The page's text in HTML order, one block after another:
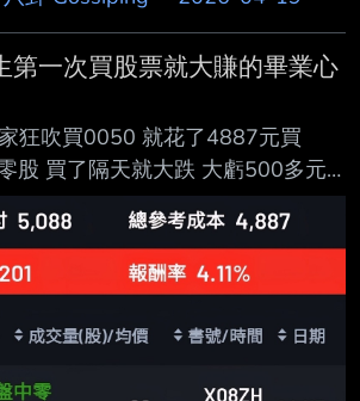
本松屋 Sukiya比台灣好吃太多 假
好東西可以買 也不貴 沒事花500
熱水超爽 日本綜藝節目好好看 路
乾淨 過敏都好了 蟑螂超少 去日本
很多? ----- Sent from JPTT on my
S9210. --
第一次買股票就大賺的畢業心
狂吹買0050 就花了4887元買
股 買了隔天就大跌 大虧500多元
好睡不好覺 沒想到最近大漲 前幾
這樣賺了201元
VLcKu8T.jpg 不喜歡心情起伏
投資 ----- Sent from JPTT on my
S9210. --